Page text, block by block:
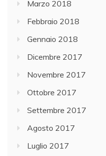
Marzo 2018
Febbraio 2018
Gennaio 2018
Dicembre 2017
Novembre 2017
Ottobre 2017
Settembre 2017
Agosto 2017
Luglio 2017